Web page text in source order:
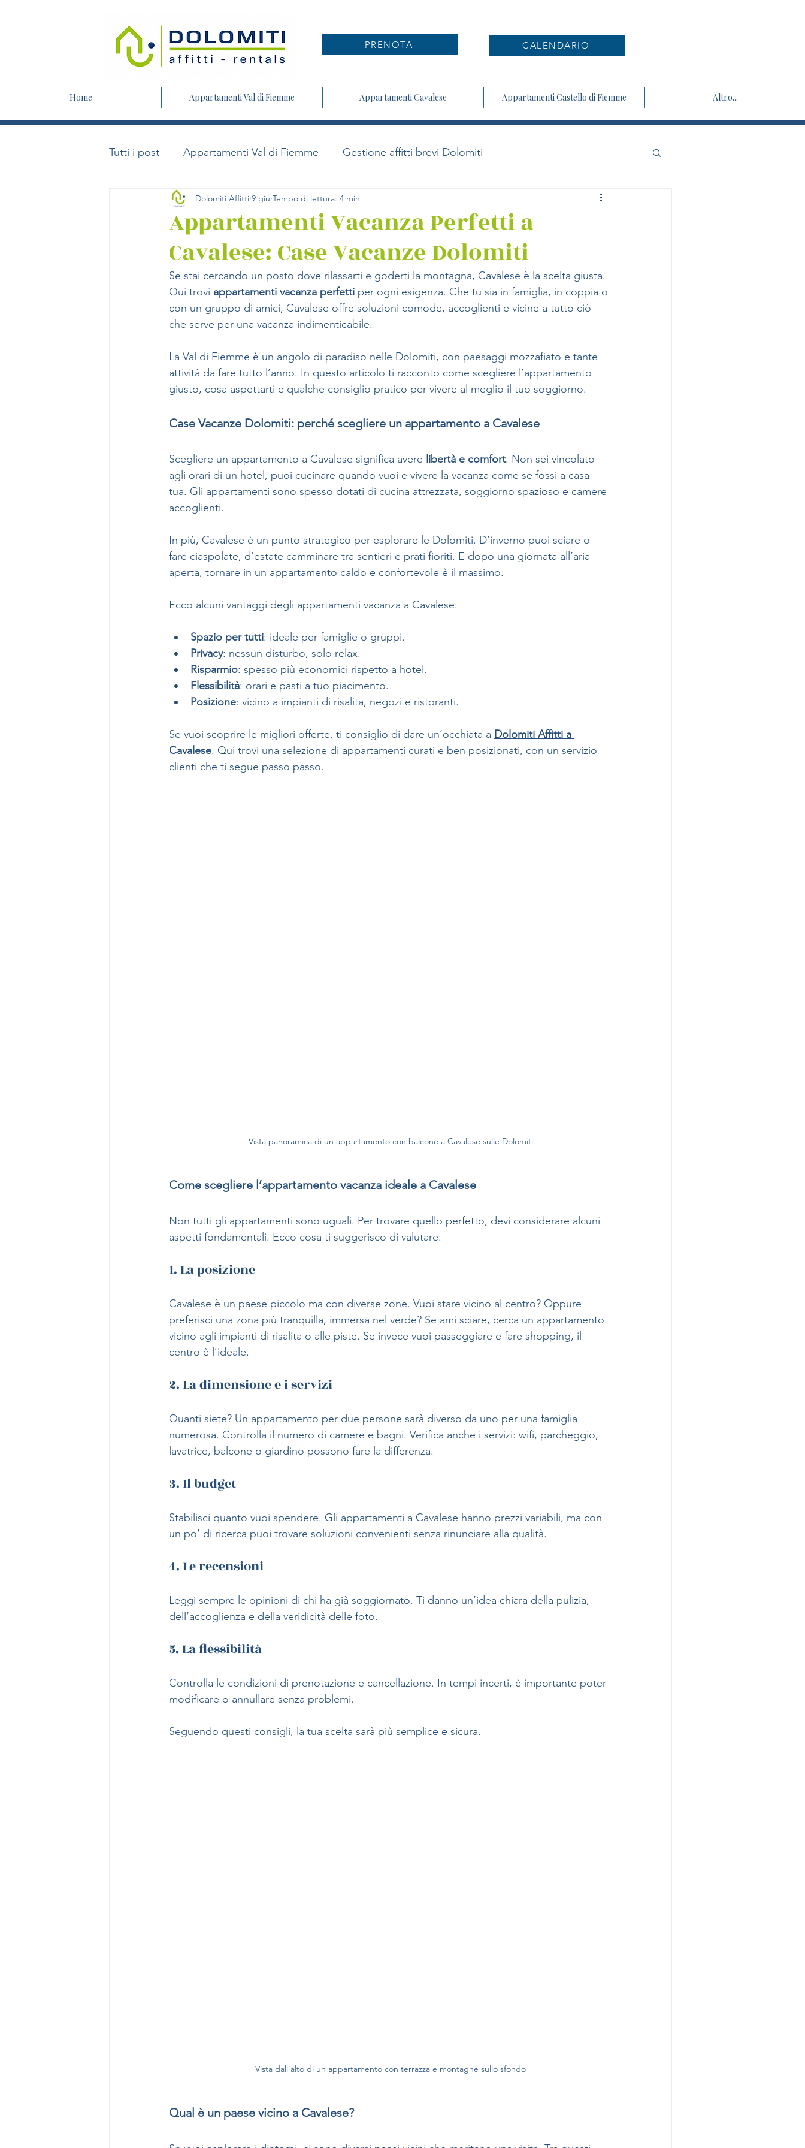
PRENOTA CALENDARIO
Home Appartamenti Val di Fiemme Appartamenti Cavalese Appartamenti Castello di Fiemme Altro...
Tutti i post Appartamenti Val di Fiemme Gestione affitti brevi Dolomiti
Appartamenti Vacanza Perfetti a
Cavalese: Case Vacanze Dolomiti
Dolomiti Affitti 9 giu Tempo di lettura: 4 min
Se stai cercando un posto dove rilassarti e goderti la montagna, Cavalese è la scelta giusta.
Qui trovi appartamenti vacanza perfetti per ogni esigenza. Che tu sia in famiglia, in coppia o
con un gruppo di amici, Cavalese offre soluzioni comode, accoglienti e vicine a tutto ciò
che serve per una vacanza indimenticabile.
La Val di Fiemme è un angolo di paradiso nelle Dolomiti, con paesaggi mozzafiato e tante
attività da fare tutto l’anno. In questo articolo ti racconto come scegliere l’appartamento
giusto, cosa aspettarti e qualche consiglio pratico per vivere al meglio il tuo soggiorno.
Case Vacanze Dolomiti: perché scegliere un appartamento a Cavalese
Scegliere un appartamento a Cavalese significa avere libertà e comfort. Non sei vincolato
agli orari di un hotel, puoi cucinare quando vuoi e vivere la vacanza come se fossi a casa
tua. Gli appartamenti sono spesso dotati di cucina attrezzata, soggiorno spazioso e camere
accoglienti.
In più, Cavalese è un punto strategico per esplorare le Dolomiti. D’inverno puoi sciare o
fare ciaspolate, d’estate camminare tra sentieri e prati fioriti. E dopo una giornata all’aria
aperta, tornare in un appartamento caldo e confortevole è il massimo.
Ecco alcuni vantaggi degli appartamenti vacanza a Cavalese:
Spazio per tutti: ideale per famiglie o gruppi.
Privacy: nessun disturbo, solo relax.
Risparmio: spesso più economici rispetto a hotel.
Flessibilità: orari e pasti a tuo piacimento.
Posizione: vicino a impianti di risalita, negozi e ristoranti.
Se vuoi scoprire le migliori offerte, ti consiglio di dare un’occhiata a Dolomiti Affitti a
Cavalese. Qui trovi una selezione di appartamenti curati e ben posizionati, con un servizio
clienti che ti segue passo passo.
Vista panoramica di un appartamento con balcone a Cavalese sulle Dolomiti
Come scegliere l’appartamento vacanza ideale a Cavalese
Non tutti gli appartamenti sono uguali. Per trovare quello perfetto, devi considerare alcuni
aspetti fondamentali. Ecco cosa ti suggerisco di valutare:
1. La posizione
Cavalese è un paese piccolo ma con diverse zone. Vuoi stare vicino al centro? Oppure
preferisci una zona più tranquilla, immersa nel verde? Se ami sciare, cerca un appartamento
vicino agli impianti di risalita o alle piste. Se invece vuoi passeggiare e fare shopping, il
centro è l’ideale.
2. La dimensione e i servizi
Quanti siete? Un appartamento per due persone sarà diverso da uno per una famiglia
numerosa. Controlla il numero di camere e bagni. Verifica anche i servizi: wifi, parcheggio,
lavatrice, balcone o giardino possono fare la differenza.
3. Il budget
Stabilisci quanto vuoi spendere. Gli appartamenti a Cavalese hanno prezzi variabili, ma con
un po’ di ricerca puoi trovare soluzioni convenienti senza rinunciare alla qualità.
4. Le recensioni
Leggi sempre le opinioni di chi ha già soggiornato. Ti danno un’idea chiara della pulizia,
dell’accoglienza e della veridicità delle foto.
5. La flessibilità
Controlla le condizioni di prenotazione e cancellazione. In tempi incerti, è importante poter
modificare o annullare senza problemi.
Seguendo questi consigli, la tua scelta sarà più semplice e sicura.
Vista dall’alto di un appartamento con terrazza e montagne sullo sfondo
Qual è un paese vicino a Cavalese?